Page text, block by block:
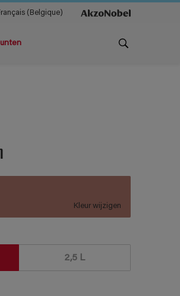
(Belgique)
Kleur wijzigen
2,5 L